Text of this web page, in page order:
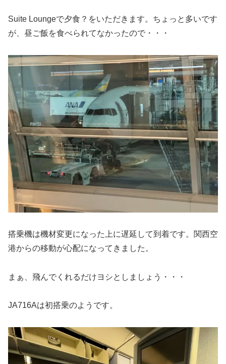
Suite Loungeで夕食？をいただきます。ちょっと多いです
が、昼ご飯を食べられてなかったので・・・
搭乗機は機材変更になった上に遅延して到着です。関西空
港からの移動が心配になってきました。
まぁ、飛んでくれるだけヨシとしましょう・・・
JA716Aは初搭乗のようです。